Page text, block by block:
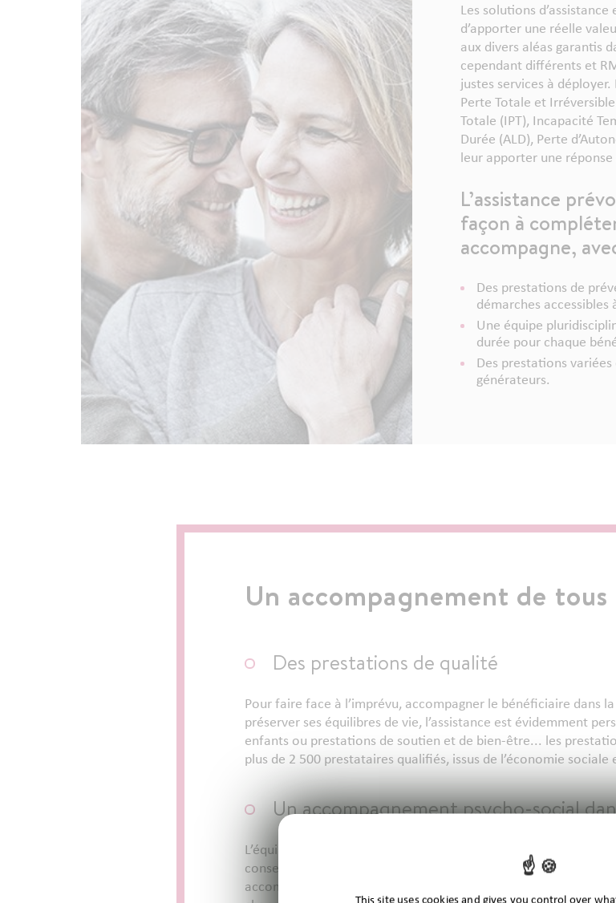
Les solutions
d’apporter une réelle
aux divers aléas garantis
cependant différents et
justes services à
Perte Totale et
Totale (IPT), Incapacité
Durée (ALD), Perte
leur apporter une
L’assistance
façon à
accompagne,
Des prestations de
démarches
Une équipe
durée pour chaque
Des prestations
générateurs.
Un accompagnement de
Des prestations de qualité
Pour faire face à l’imprévu, accompagner le bénéficiaire dans
préserver ses équilibres de vie, l’assistance est évidemment
enfants ou prestations de soutien et de bien-être... les
plus de 2 500 prestataires qualifiés, issus de l’économie sociale
Un accompagnement psycho-social
L’équipe pluridisciplinaire du Pôle psycho-social de RMA —
conseillères en économie sociale et familiale, éducatrices
accompagnement hautement qualifiés du bénéficiaire. Elle
This site uses cookies and gives you control over